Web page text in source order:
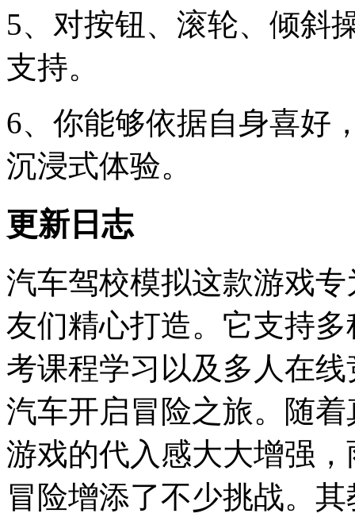
5、对按钮、滚轮、倾斜
支持。
6、你能够依据自身喜好
沉浸式体验。
更新日志
汽车驾校模拟这款游戏
友们精心打造。它支持
考课程学习以及多人在
汽车开启冒险之旅。随
游戏的代入感大大增强
冒险增添了不少挑战。